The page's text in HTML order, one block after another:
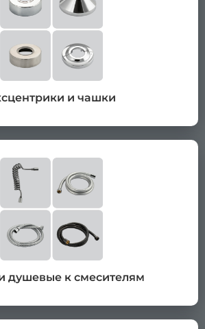
и чашки
душевые к смесителям